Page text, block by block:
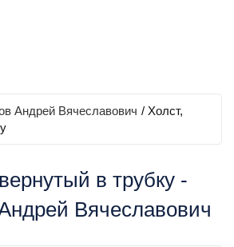
Андрей Вячеславович / Холст,
в трубку -
Вячеславович